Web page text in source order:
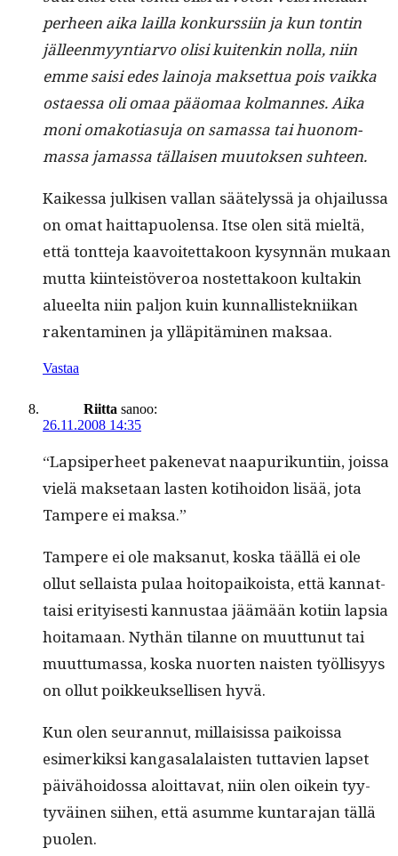
per­heen aika lail­la konkurssi­in ja kun ton­tin
jälleen­myyn­tiar­vo olisi kuitenkin nol­la, niin
emme saisi edes lain­o­ja mak­set­tua pois vaik­ka
ostaes­sa oli omaa pääo­maa kol­mannes. Aika
moni omako­ti­a­su­ja on samas­sa tai huonom­
mas­sa jamas­sa täl­laisen muu­tok­sen suhteen.
Kaikessa julkisen val­lan säätelyssä ja ohjailus­sa
on omat hait­ta­puolen­sa. Itse olen sitä mieltä,
että tont­te­ja kaavoitet­takoon kysyn­nän mukaan
mut­ta kiin­teistöveroa nos­tet­takoon kul­takin
alueelta niin paljon kuin kun­nal­lis­tekni­ikan
rak­en­t­a­mi­nen ja ylläpitämi­nen maksaa.
Vastaa
Riitta sanoo:
26.11.2008 14:35
“Lap­siper­heet pak­enevat naa­purikun­ti­in, jois­sa
vielä mak­se­taan las­ten koti­hoidon lisää, jota
Tam­pere ei maksa.”
Tam­pere ei ole mak­sanut, kos­ka tääl­lä ei ole
ollut sel­l­aista pulaa hoitopaikoista, että kan­nat­
taisi eri­tyis­es­ti kan­nus­taa jäämään koti­in lap­sia
hoita­maan. Nythän tilanne on muut­tunut tai
muut­tumas­sa, kos­ka nuorten nais­ten työl­lisyys
on ollut poikkeuk­sel­lisen hyvä.
Kun olen seu­ran­nut, mil­lai­sis­sa paikois­sa
esimerkik­si kan­gasalalais­ten tut­tavien lapset
päivähoi­dos­sa aloit­ta­vat, niin olen oikein tyy­
tyväi­nen siihen, että asumme kun­tara­jan täl­lä
puolen.